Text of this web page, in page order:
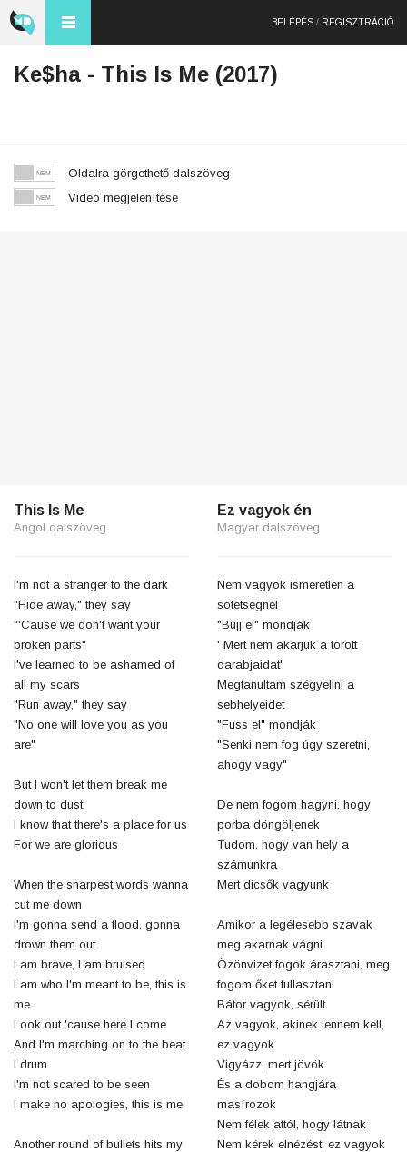
BELÉPÉS / REGISZTRÁCIÓ
Ke$ha - This Is Me (2017)
Oldalra görgethető dalszöveg
Videó megjelenítése
This Is Me
Angol dalszöveg
I'm not a stranger to the dark
"Hide away," they say
"'Cause we don't want your
broken parts"
I've learned to be ashamed of
all my scars
"Run away," they say
"No one will love you as you
are"
But I won't let them break me
down to dust
I know that there's a place for us
For we are glorious
When the sharpest words wanna
cut me down
I'm gonna send a flood, gonna
drown them out
I am brave, I am bruised
I am who I'm meant to be, this is
me
Look out 'cause here I come
And I'm marching on to the beat
I drum
I'm not scared to be seen
I make no apologies, this is me
Another round of bullets hits my
Ez vagyok én
Magyar dalszöveg
Nem vagyok ismeretlen a
sötétségnél
"Bújj el" mondják
' Mert nem akarjuk a törött
darabjaidat'
Megtanultam szégyellni a
sebhelyeidet
"Fuss el" mondják
"Senki nem fog úgy szeretni,
ahogy vagy"
De nem fogom hagyni, hogy
porba döngöljenek
Tudom, hogy van hely a
számunkra
Mert dicsők vagyunk
Amikor a legélesebb szavak
meg akarnak vágni
Özönvizet fogok árasztani, meg
fogom őket fullasztani
Bátor vagyok, sérült
Az vagyok, akinek lennem kell,
ez vagyok
Vigyázz, mert jövök
És a dobom hangjára
masírozok
Nem félek attól, hogy látnak
Nem kérek elnézést, ez vagyok